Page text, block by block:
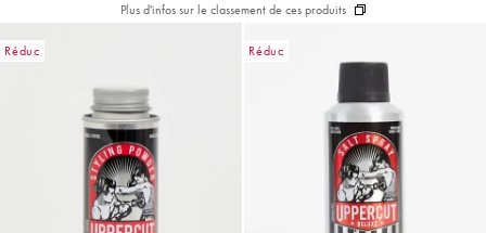
Plus d'infos sur le classement de ces produits
Réduc Réduc